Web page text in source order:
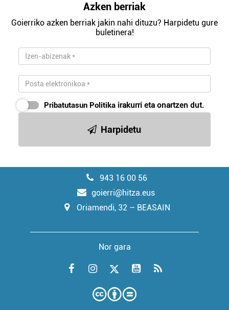
Azken berriak
Goierriko azken berriak jakin nahi dituzu? Harpidetu gure
buletinera!
Pribatutasun Politika irakurri eta onartzen dut.
Harpidetu
943 16 00 56
goierri@hitza.eus
Oriamendi, 32 – BEASAIN
Nor gara